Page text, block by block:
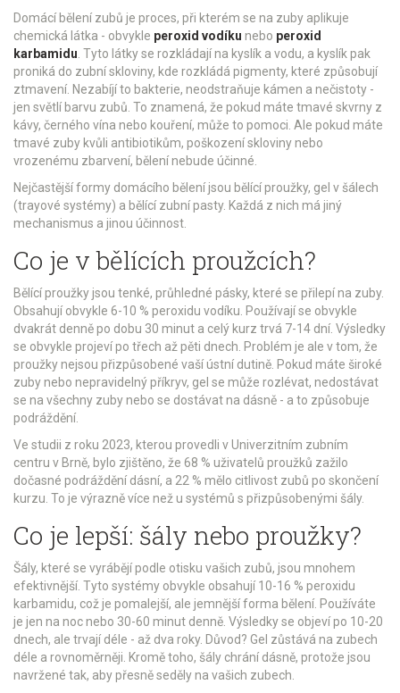
Domácí bělení zubů je proces, při kterém se na zuby aplikuje
chemická látka - obvykle peroxid vodíku nebo peroxid
karbamidu . Tyto látky se rozkládají na kyslík a vodu, a kyslík pak
proniká do zubní skloviny, kde rozkládá pigmenty, které způsobují
ztmavení. Nezabíjí to bakterie, neodstraňuje kámen a nečistoty -
jen světlí barvu zubů. To znamená, že pokud máte tmavé skvrny z
kávy, černého vína nebo kouření, může to pomoci. Ale pokud máte
tmavé zuby kvůli antibiotikům, poškození skloviny nebo
vrozenému zbarvení, bělení nebude účinné.
Nejčastější formy domácího bělení jsou bělící proužky, gel v šálech
(trayové systémy) a bělící zubní pasty. Každá z nich má jiný
mechanismus a jinou účinnost.
Co je v bělících proužcích?
Bělící proužky jsou tenké, průhledné pásky, které se přilepí na zuby.
Obsahují obvykle 6-10 % peroxidu vodíku. Používají se obvykle
dvakrát denně po dobu 30 minut a celý kurz trvá 7-14 dní. Výsledky
se obvykle projeví po třech až pěti dnech. Problém je ale v tom, že
proužky nejsou přizpůsobené vaší ústní dutině. Pokud máte široké
zuby nebo nepravidelný příkryv, gel se může rozlévat, nedostávat
se na všechny zuby nebo se dostávat na dásně - a to způsobuje
podráždění.
Ve studii z roku 2023, kterou provedli v Univerzitním zubním
centru v Brně, bylo zjištěno, že 68 % uživatelů proužků zažilo
dočasné podráždění dásní, a 22 % mělo citlivost zubů po skončení
kurzu. To je výrazně více než u systémů s přizpůsobenými šály.
Co je lepší: šály nebo proužky?
Šály, které se vyrábějí podle otisku vašich zubů, jsou mnohem
efektivnější. Tyto systémy obvykle obsahují 10-16 % peroxidu
karbamidu, což je pomalejší, ale jemnější forma bělení. Používáte
je jen na noc nebo 30-60 minut denně. Výsledky se objeví po 10-20
dnech, ale trvají déle - až dva roky. Důvod? Gel zůstává na zubech
déle a rovnoměrněji. Kromě toho, šály chrání dásně, protože jsou
navržené tak, aby přesně seděly na vašich zubech.